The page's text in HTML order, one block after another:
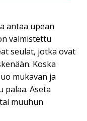
antaa upean
valmistettu
seulat, jotka ovat
Koska
mukavan ja
palaa. Aseta
muuhun